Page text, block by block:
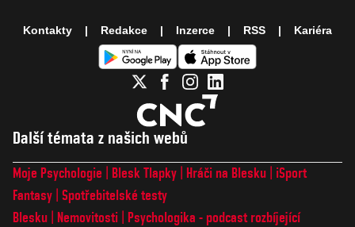
Další témata z našich webů
Moje Psychologie Blesk Tlapky Hráči na Blesku
iSport
Fantasy Spotřebitelské testy
Blesku
Nemovitosti
Psychologika - podcast rozbíjející
Kontakty Redakce Inzerce RSS Kariéra